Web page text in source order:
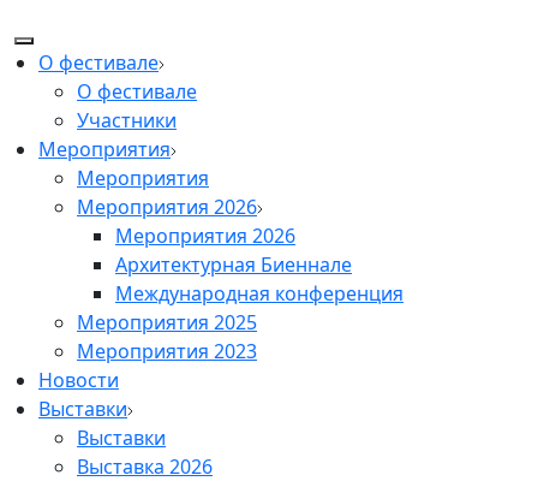
О фестивале
О фестивале
Участники
Мероприятия
Мероприятия
Мероприятия 2026
Мероприятия 2026
Архитектурная Биеннале
Международная конференция
Мероприятия 2025
Мероприятия 2023
Новости
Выставки
Выставки
Выставка 2026